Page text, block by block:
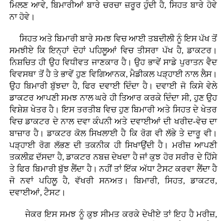
ਮਿਲਣ ਆਵੇ, ਬਿਮਾਰੀਆਂ ਬਾਰੇ ਚਰਚਾ ਜ਼ਰੂਰ ਹੁੰਦੀ ਹੈ, ਸਿਹਤ ਬਾਰੇ ਹੋਵੇ
ਨਾ ਹੋਵੇ।
ਸਿਹਤ ਅਤੇ ਬਿਮਾਰੀ ਬਾਰੇ ਸਮਝ ਵਿਚ ਆਈ ਤਬਦੀਲੀ ਨੂੰ ਇਸ ਪੱਖ ਤੋਂ
ਸਮਝੀਏ ਕਿ ਇਨ੍ਹਾਂ ਦੋਹਾਂ ਪਹਿਲੂਆਂ ਵਿਚ ਤੀਸਰਾ ਪੱਖ ਹੈ, ਡਾਕਟਰ।
ਨਿਸ਼ਚਿਤ ਹੀ ਉਹ ਵਿਧੀਵਤ ਜਾਣਕਾਰ ਹੈ। ਉਹ ਭਾਵੇਂ ਸਾਡੇ ਪੁਰਾਤਨ ਵੈਦ
ਵਿਵਸਥਾ ਤੋਂ ਹੈ ਤੇ ਭਾਵੇਂ ਹੁਣ ਵਿਗਿਆਨਕ, ਮੈਡੀਕਲ ਪੜ੍ਹਾਈ ਨਾਲ ਲੈਸ।
ਉਹ ਬਿਮਾਰੀ ਬੁੱਝਦਾ ਹੈ, ਫਿਰ ਦਵਾਈ ਦਿੰਦਾ ਹੈ। ਦਵਾਈ ਜੋ ਕਿਸੇ ਵੇਲੇ
ਡਾਕਟਰ ਆਪਣੀ ਸਮਝ ਨਾਲ ਘਰੇ ਹੀ ਤਿਆਰ ਕਰਕੇ ਦਿੰਦਾ ਸੀ, ਹੁਣ ਉਹ
ਵਿਸ਼ੇਸ਼ ਖੇਤਰ ਹੈ। ਇਸ ਤਰਤੀਬ ਵਿਚ ਹੁਣ ਬਿਮਾਰੀ ਅਤੇ ਸਿਹਤ ਦੇ ਖੇਤਰ
ਵਿਚ ਡਾਕਟਰ ਦੇ ਨਾਲ ਦਵਾ ਕੰਪਨੀ ਅਤੇ ਦਵਾਈਆਂ ਦੀ ਖਰੀਦ-ਵੇਚ ਦਾ
ਬਾਜ਼ਾਰ ਹੈ। ਡਾਕਟਰ ਕੋਲ ਸਿਖਲਾਈ ਹੈ ਕਿ ਰੋਗ ਵੀ ਲੱਭੇ ਤੇ ਦਾਰੂ ਵੀ।
ਪੜ੍ਹਾਈ ਰੋਗ ਲੱਭਣ ਦੀ ਤਕਨੀਕ ਹੀ ਸਿਖਾਉਂਦੀ ਹੈ। ਮਰੀਜ਼ ਆਪਣੀ
ਤਕਲੀਫ਼ ਦੱਸਦਾ ਹੈ, ਡਾਕਟਰ ਨਬਜ਼ ਦੇਖਦਾ ਹੈ ਜਾਂ ਕੁਝ ਹੋਰ ਸਰੀਰ ਦੇ ਹਿੱਸੇ
ਤੇ ਫਿਰ ਬਿਮਾਰੀ ਬੁੱਝ ਲੈਂਦਾ ਹੈ। ਨਹੀਂ ਤਾਂ ਇੱਕ ਅੱਧਾ ਟੈਸਟ ਕਰਵਾ ਲੈਂਦਾ ਹੈ
ਜੋ ਨਵਾਂ ਪਹਿਲੂ ਹੈ, ਵੱਖਰੀ ਸਨਅਤ। ਬਿਮਾਰੀ, ਸਿਹਤ, ਡਾਕਟਰ,
ਦਵਾਈਆਂ, ਟੈਸਟ।
ਜੇਕਰ ਇਸ ਸਮਝ ਨੂੰ ਕੁਝ ਸੀਮਤ ਕਰਕੇ ਦੇਖੀਏ ਤਾਂ ਇਹ ਹੈ ਮਰੀਜ਼,